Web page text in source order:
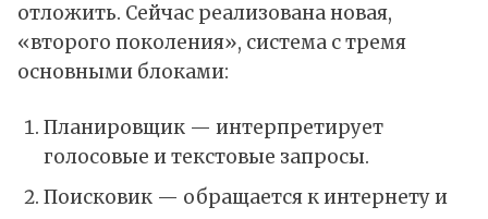
отложить. Сейчас реализована новая,
«второго поколения», система с тремя
основными блоками:
Планировщик — интерпретирует
голосовые и текстовые запросы.
Поисковик — обращается к интернету и